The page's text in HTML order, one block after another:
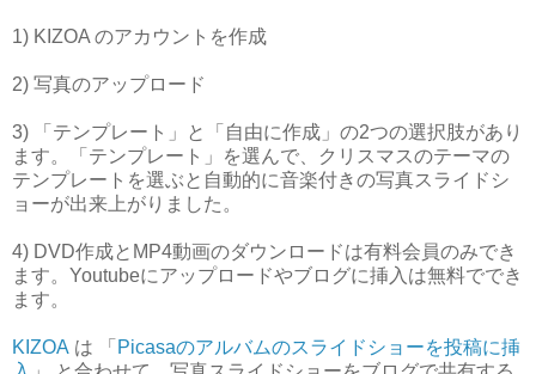
1) KIZOA のアカウントを作成
2) 写真のアップロード
3) 「テンプレート」と「自由に作成」の2つの選択肢があり
ます。「テンプレート」を選んで、クリスマスのテーマの
テンプレートを選ぶと自動的に音楽付きの写真スライドシ
ョーが出来上がりました。
4) DVD作成とMP4動画のダウンロードは有料会員のみでき
ます。Youtubeにアップロードやブログに挿入は無料ででき
ます。
KIZOA は 「 Picasaのアルバムのスライドショーを投稿に挿